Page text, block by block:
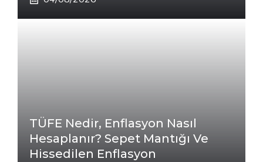
TÜFE Nedir, Enflasyon Nasıl
Hesaplanır? Sepet Mantığı Ve
Hissedilen Enflasyon